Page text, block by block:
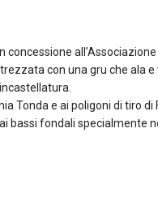
all’Associazione
con una gru che ala
Tonda e ai poligoni di tiro di
bassi fondali specialmente